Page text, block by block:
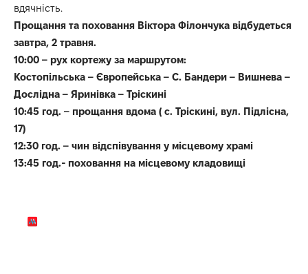
вдячність.
Прощання та поховання Віктора Філончука відбудеться
завтра, 2 травня.
10:00 – рух кортежу за маршрутом:
Костопільська – Європейська – С. Бандери – Вишнева –
Дослідна – Яринівка – Тріскині
10:45 год. – прощання вдома ( с. Тріскині, вул. Підлісна,
17)
12:30 год. – чин відспівування у місцевому храмі
13:45 год.- поховання на місцевому кладовищі